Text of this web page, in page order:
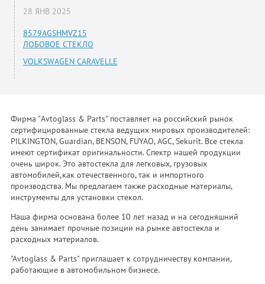
28 ЯНВ 2025
8579AGSHMVZ15
ЛОБОВОЕ СТЕКЛО
VOLKSWAGEN CARAVELLE
Фирма "Avtoglass & Parts" поставляет на российский рынок
сертифицированные стекла ведущих мировых производителей:
PILKINGTON, Guardian, BENSON, FUYAO, AGC, Sekurit. Все стекла
имеют сертификат оригинальности. Спектр нашей продукции
очень широк. Это автостекла для легковых, грузовых
автомобилей,как отечественного, так и импортного
производства. Мы предлагаем также расходные материалы,
инструменты для установки стекол.
Наша фирма основана более 10 лет назад и на сегодняшний
день занимает прочные позиции на рынке автостекла и
расходных материалов.
"Avtoglass & Parts" приглашает к сотрудничеству компании,
работающие в автомобильном бизнесе.